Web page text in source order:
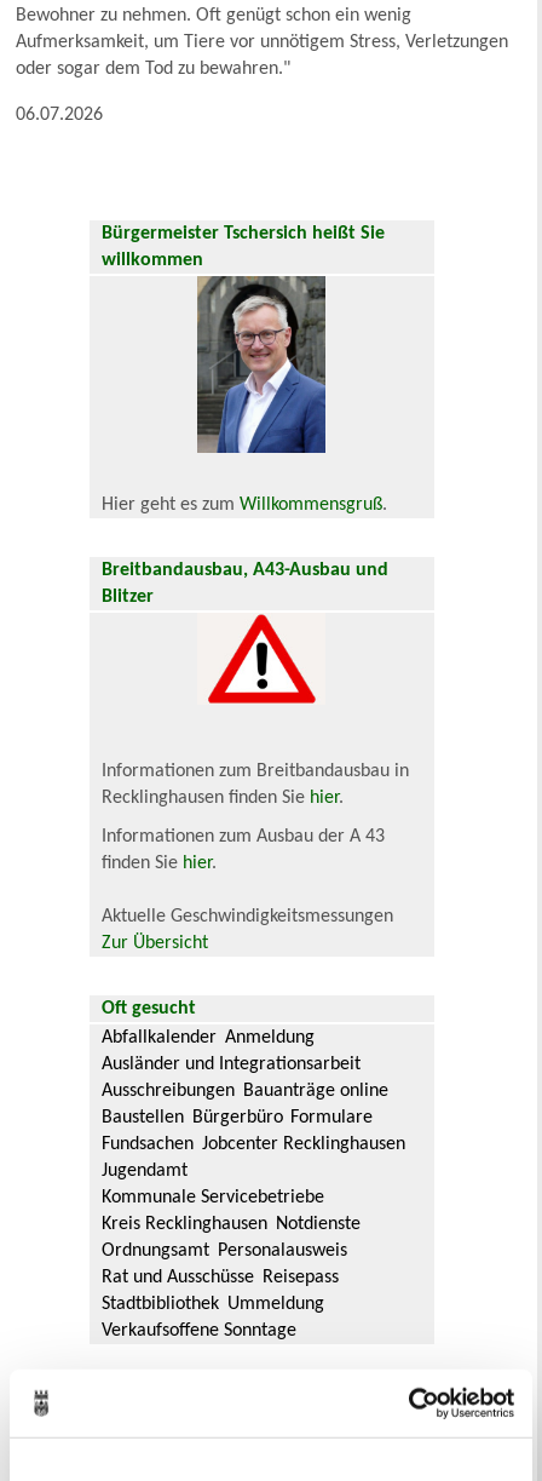
Bewohner zu nehmen. Oft genügt schon ein wenig
Aufmerksamkeit, um Tiere vor unnötigem Stress, Verletzungen
oder sogar dem Tod zu bewahren."
06.07.2026
Bürgermeister Tschersich heißt Sie
willkommen
Hier geht es zumWillkommensgruß.
Breitbandausbau, A43-Ausbau und
Blitzer
Informationen zum Breitbandausbau in
Recklinghausen finden Sie hier.
Informationen zum Ausbau der A 43
finden Sie hier.
Aktuelle Geschwindigkeitsmessungen
Zur Übersicht
Oft gesucht
Abfallkalender Anmeldung
Ausländer und Integrationsarbeit
Ausschreibungen Bauanträge online
Baustellen Bürgerbüro Formulare
Fundsachen Jobcenter Recklinghausen
Jugendamt
Kommunale Servicebetriebe
Kreis Recklinghausen Notdienste
Ordnungsamt Personalausweis
Rat und Ausschüsse Reisepass
Stadtbibliothek Ummeldung
Verkaufsoffene Sonntage